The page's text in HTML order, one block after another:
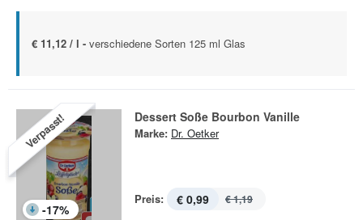
€ 11,12 / l - verschiedene Sorten 125 ml Glas
Verpasst!
-17%
Dessert Soße Bourbon Vanille
Marke: Dr. Oetker
Preis: € 0,99 € 1,19